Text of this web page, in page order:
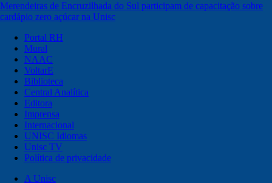
Merendeiras de Encruzilhada do Sul participam de capacitação sobre
cardápio zero açúcar na Unisc
Portal RH
Mural
NAAC
VoltarE
Biblioteca
Central Analítica
Editora
Imprensa
Internacional
UNISC Idiomas
Unisc TV
Política de privacidade
A Unisc